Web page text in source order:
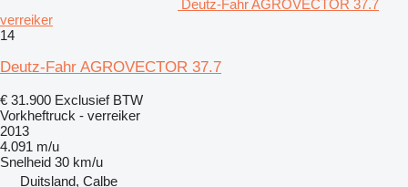
Deutz-Fahr AGROVECTOR 37.7
verreiker
14
Deutz-Fahr AGROVECTOR 37.7
€ 31.900 Exclusief BTW
Vorkheftruck - verreiker
2013
4.091 m/u
Snelheid 30 km/u
Duitsland, Calbe